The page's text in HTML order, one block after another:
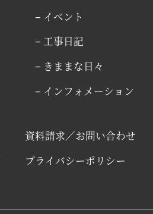
− イベント
− 工事日記
− きままな日々
− インフォメーション
資料請求／お問い合わせ
プライバシーポリシー